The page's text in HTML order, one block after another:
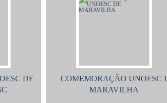
DE
COMEMORAÇÃO UNOESC
MARAVILHA